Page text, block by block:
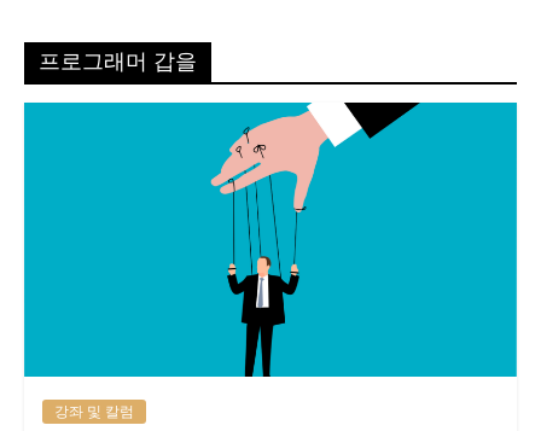
프로그래머 갑을
강좌 및 칼럼